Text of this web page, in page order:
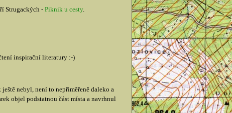
Strugackých - Piknik u cesty.
inspirační literatury :-)
nebyl, není to nepřiměřeně daleko a
objel podstatnou část místa a navrhnul